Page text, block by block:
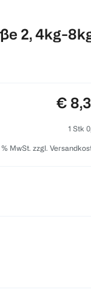
2, 4kg-
€
1 Stk
MwSt. zzgl.